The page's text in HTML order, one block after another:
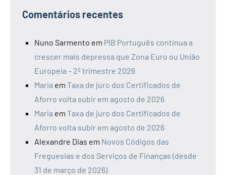
Comentários recentes
Nuno Sarmento em PIB Português continua a
crescer mais depressa que Zona Euro ou União
Europeia – 2º trimestre 2026
Maria em Taxa de juro dos Certificados de
Aforro volta subir em agosto de 2026
Maria em Taxa de juro dos Certificados de
Aforro volta subir em agosto de 2026
Alexandre Dias em Novos Códigos das
Freguesias e dos Serviços de Finanças (desde
31 de março de 2026)